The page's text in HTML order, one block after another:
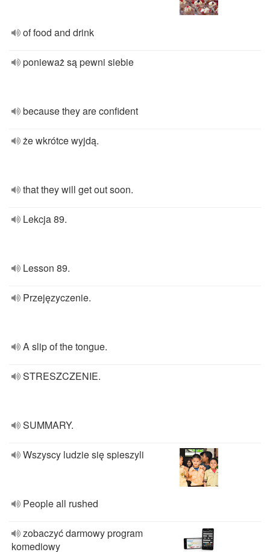
of food and drink
ponieważ są pewni siebie
because they are confident
że wkrótce wyjdą.
that they will get out soon.
Lekcja 89.
Lesson 89.
Przejęzyczenie.
A slip of the tongue.
STRESZCZENIE.
SUMMARY.
Wszyscy ludzie się spieszyli
People all rushed
zobaczyć darmowy program
komediowy